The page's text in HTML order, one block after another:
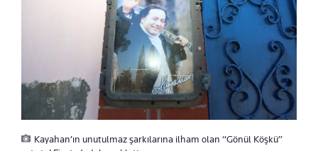
Kayahan’ın unutulmaz şarkılarına ilham olan “Gönül Köşkü”